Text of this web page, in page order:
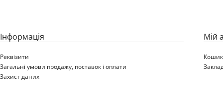
Iнформація
Реквізити
Загальні умови продажу, поставок і оплати
Захист даних
Мій
Кошик